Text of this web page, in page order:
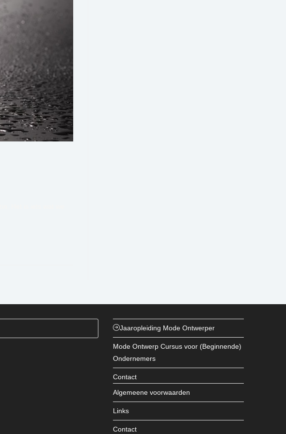
op
Escape
zoekpaneel
sluiten.
Jaaropleiding Mode Ontwerper
Mode Ontwerp Cursus voor (Beginnende)
Ondernemers
Contact
Algemeene voorwaarden
Links
Contact